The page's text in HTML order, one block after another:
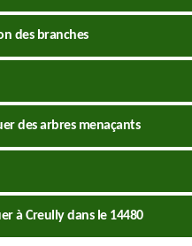
des branches
des arbres menaçants
à Creully dans le 14480